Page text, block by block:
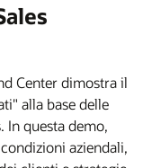
Center dimostra il
alla base delle
In questa demo,
aziendali,